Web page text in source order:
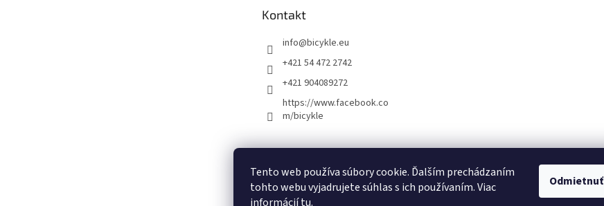
Tento web používa súbory cookie. Ďalším prechádzaním
tohto webu vyjadrujete súhlas s ich používaním. Viac
informáciítu.
Odmietnuť
Kontakt
info@bicykle.eu
+421 54 472 2742
+421 904089272
https://www.facebook.co
m/bicykle